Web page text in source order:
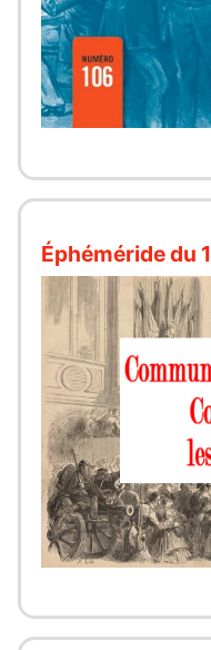
Éphéméride du